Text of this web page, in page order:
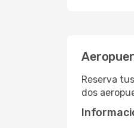
Reserva
dos